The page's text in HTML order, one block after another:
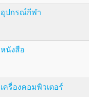
อุปกรณ์กีฬา
หนังสือ
เครื่องคอมพิวเตอร์